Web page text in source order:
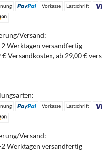
Vorkasse Lastschrift
Versand:
2 Werktagen versandfertig
€ Versandkosten, ab 29,00 €
Vorkasse Lastschrift
Versand:
2 Werktagen versandfertig